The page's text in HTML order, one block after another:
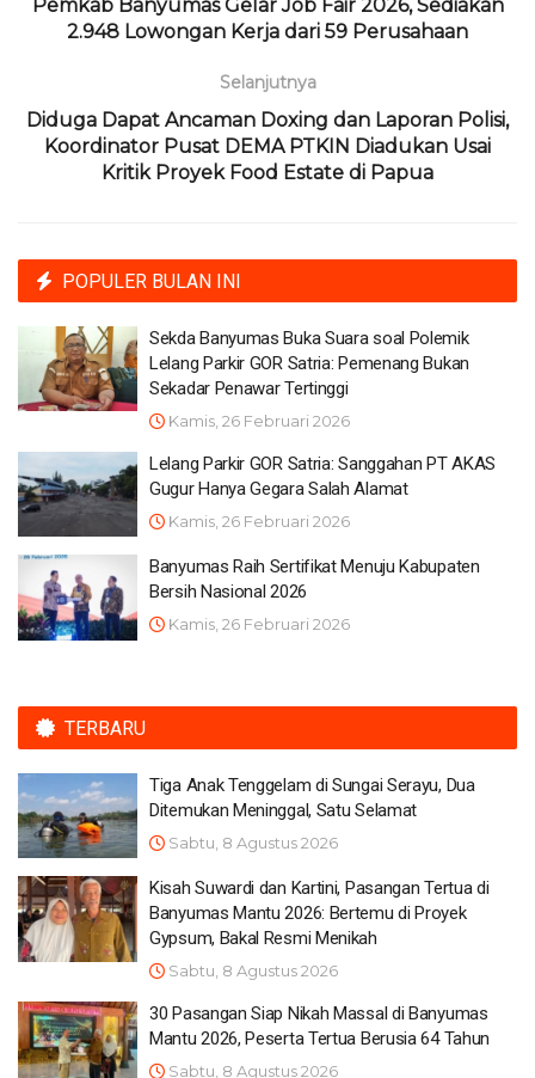
Pemkab Banyumas Gelar Job Fair 2026, Sediakan
2.948 Lowongan Kerja dari 59 Perusahaan
Selanjutnya
Diduga Dapat Ancaman Doxing dan Laporan Polisi,
Koordinator Pusat DEMA PTKIN Diadukan Usai
Kritik Proyek Food Estate di Papua
POPULER BULAN INI
Sekda Banyumas Buka Suara soal Polemik
Lelang Parkir GOR Satria: Pemenang Bukan
Sekadar Penawar Tertinggi
Kamis, 26 Februari 2026
Lelang Parkir GOR Satria: Sanggahan PT AKAS
Gugur Hanya Gegara Salah Alamat
Kamis, 26 Februari 2026
Banyumas Raih Sertifikat Menuju Kabupaten
Bersih Nasional 2026
Kamis, 26 Februari 2026
TERBARU
Tiga Anak Tenggelam di Sungai Serayu, Dua
Ditemukan Meninggal, Satu Selamat
Sabtu, 8 Agustus 2026
Kisah Suwardi dan Kartini, Pasangan Tertua di
Banyumas Mantu 2026: Bertemu di Proyek
Gypsum, Bakal Resmi Menikah
Sabtu, 8 Agustus 2026
30 Pasangan Siap Nikah Massal di Banyumas
Mantu 2026, Peserta Tertua Berusia 64 Tahun
Sabtu, 8 Agustus 2026